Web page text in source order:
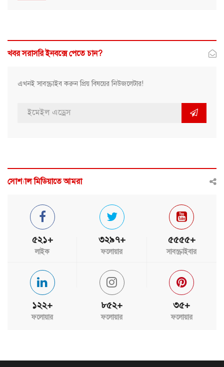
খবর সরাসরি ইনবক্সে পেতে চান?
এখনই সাবস্ক্রাইব করুন প্রিয় বিষয়ের নিউজলেটার!
সোশ্যাল মিডিয়াতে আমরা
৫২১+
লাইক
৩২৯৭+
ফলোয়ার
৫৫৫৫+
সাবস্ক্রাইবার
১২২+
ফলোয়ার
৮৫২+
ফলোয়ার
৩৫+
ফলোয়ার